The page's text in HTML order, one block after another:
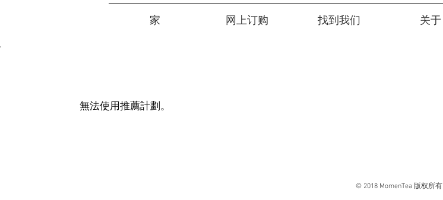
家 网上订购 找到我们 关于
無法使用推薦計劃。
© 2018 MomenTea 版权所有